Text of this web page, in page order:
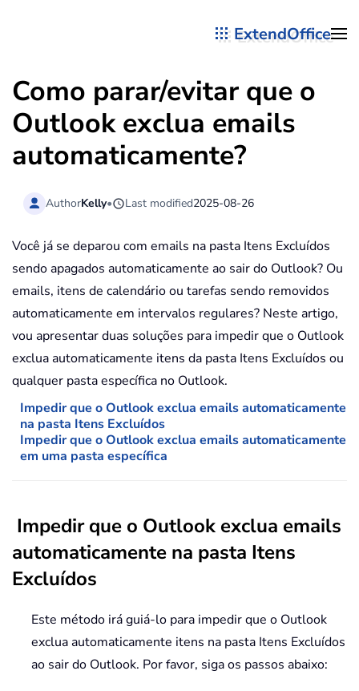
ExtendOffice
Como parar/evitar que o
Outlook exclua emails
automaticamente?
AuthorKelly• Last modified2025-08-26
Você já se deparou com emails na pasta Itens Excluídos
sendo apagados automaticamente ao sair do Outlook? Ou
emails, itens de calendário ou tarefas sendo removidos
automaticamente em intervalos regulares? Neste artigo,
vou apresentar duas soluções para impedir que o Outlook
exclua automaticamente itens da pasta Itens Excluídos ou
qualquer pasta específica no Outlook.
Impedir que o Outlook exclua emails automaticamente
na pasta Itens Excluídos
Impedir que o Outlook exclua emails automaticamente
em uma pasta específica
Impedir que o Outlook exclua emails
automaticamente na pasta Itens
Excluídos
Este método irá guiá-lo para impedir que o Outlook
exclua automaticamente itens na pasta Itens Excluídos
ao sair do Outlook. Por favor, siga os passos abaixo: